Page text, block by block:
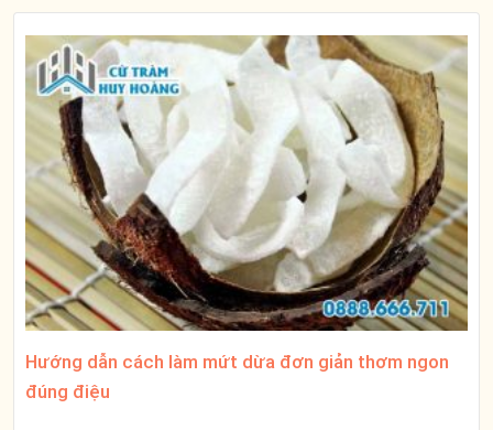
Hướng dẫn cách làm mứt dừa đơn giản thơm ngon
đúng điệu